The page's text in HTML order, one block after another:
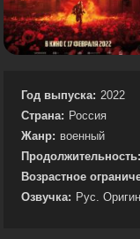
Год выпуска: 2022
Страна: Россия
Жанр: военный
Продолжительность:
Возрастное
Озвучка: Рус.